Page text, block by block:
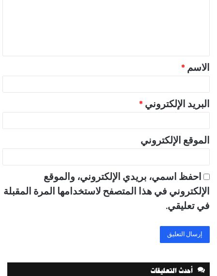
ق
*
الاسم *
البريد الإلكتروني *
الموقع الإلكتروني
احفظ اسمي، بريدي الإلكتروني، والموقع
الإلكتروني في هذا المتصفح لاستخدامها المرة المقبلة
في تعليقي.
أحدث التعليقات